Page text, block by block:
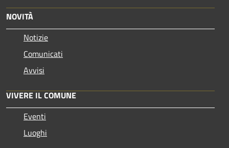
NOVITÀ
Notizie
Comunicati
Avvisi
VIVERE IL COMUNE
Eventi
Luoghi